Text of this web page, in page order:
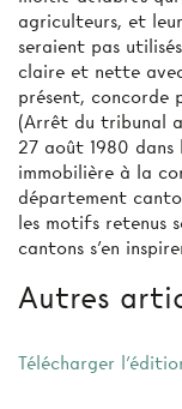
agriculteurs, et
seraient pas
claire et nette
présent, concorde
(Arrêt du tribunal
27 août 1980
immobilière à la
département
les motifs retenus
cantons s'en
Autres
Télécharger